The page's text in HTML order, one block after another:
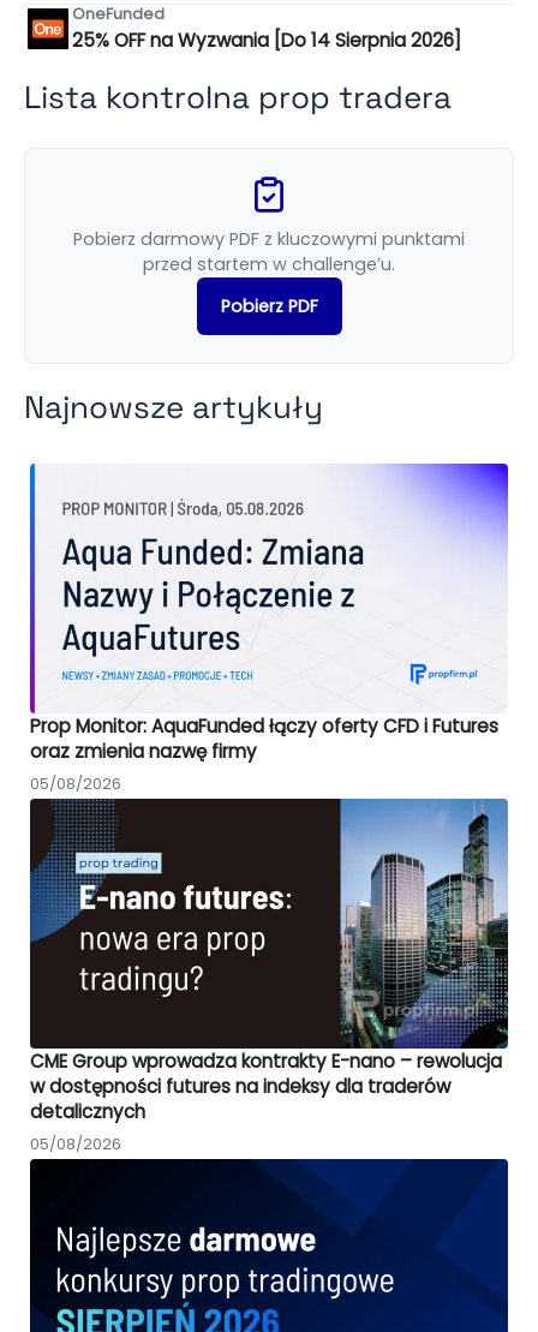
OneFunded
25% OFF na Wyzwania [Do 14 Sierpnia 2026]
Lista kontrolna prop tradera
Pobierz darmowy PDF z kluczowymi punktami
przed startem w challenge’u.
Pobierz PDF
Najnowsze artykuły
Prop Monitor: AquaFunded łączy oferty CFD i Futures
oraz zmienia nazwę firmy
05/08/2026
CME Group wprowadza kontrakty E-nano – rewolucja
w dostępności futures na indeksy dla traderów
detalicznych
05/08/2026